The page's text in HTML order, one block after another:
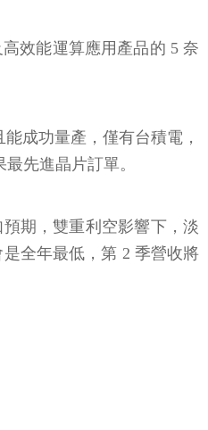
效能運算應用產品的 5 奈
成功量產，僅有台積電，
先進晶片訂單。
期，雙重利空影響下，淡
全年最低，第 2 季營收將